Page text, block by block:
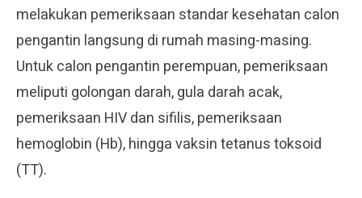
melakukan pemeriksaan standar kesehatan calon
pengantin langsung di rumah masing-masing.
Untuk calon pengantin perempuan, pemeriksaan
meliputi golongan darah, gula darah acak,
pemeriksaan HIV dan sifilis, pemeriksaan
hemoglobin (Hb), hingga vaksin tetanus toksoid
(TT).